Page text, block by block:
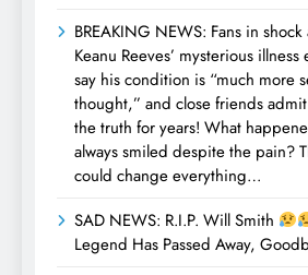
BREAKING NEWS: Fans in
Keanu Reeves’ mysterious
say his condition is “much more
thought,” and close friends
the truth for years! What
always smiled despite the pain?
could change everything…
SAD NEWS: R.I.P. Will Smith
Legend Has Passed Away,